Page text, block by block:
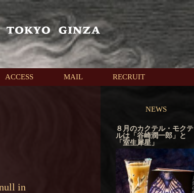
ACCESS MAIL RECRUIT
in
NEWS
８月のカクテル・モクテ
ルは「谷崎潤一郎」と
「室生犀星」